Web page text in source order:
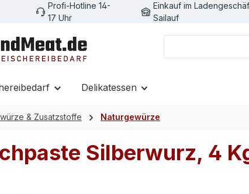
Profi-Hotline 14-
17 Uhr
Einkauf im
Sailauf
Delikatessen
& Zusatzstoffe Naturgewürze
Silberwurz, 4